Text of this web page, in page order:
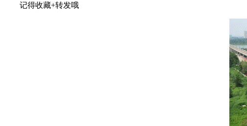
记得收藏+转发哦